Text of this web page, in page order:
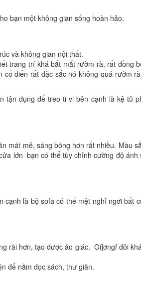
bạn một không gian sống hoàn hảo.
và không gian nội thất.
trang trí khá bắt mắt rườm rà, rất đồng
cổ điển rất đặc sắc nó không quá rườm
tận dụng để treo ti vi bên cạnh là kệ tủ
mát mẻ, sáng bóng hơn rất nhiều. Màu
lớn bạn có thể tùy chỉnh cường độ ánh
cạnh là bộ sofa có thể mệt nghỉ ngơi bất
rãi hơn, tạo được ảo giác. Gi]ơngf đôi
để nằm đọc sách, thư giãn.